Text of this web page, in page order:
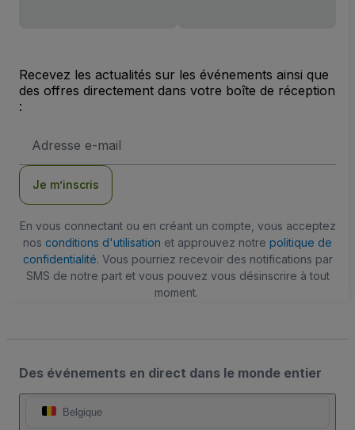
Recevez les actualités sur les événements ainsi que
des offres directement dans votre boîte de réception
:
e-
Je m’inscris
En vous connectant ou en créant un compte, vous acceptez
nos conditions d'utilisation et approuvez notre politique de
confidentialité. Vous pourriez recevoir des notifications par
SMS de notre part et vous pouvez vous désinscrire à tout
moment.
Des événements en direct dans le monde entier
Belgique